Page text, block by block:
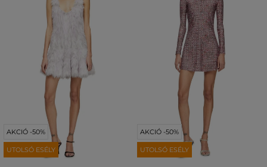
AKCIÓ -50%
UTOLSÓ ESÉLY
AKCIÓ -50%
UTOLSÓ ESÉLY